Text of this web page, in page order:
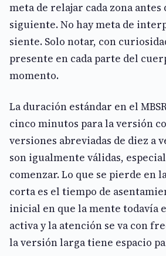
meta de relajar cada zona antes
siguiente. No hay meta de
siente. Solo notar, con
presente en cada parte del
momento.
La duración estándar en el
cinco minutos para la versión
versiones abreviadas de diez a
son igualmente válidas,
comenzar. Lo que se pierde en
corta es el tiempo de
inicial en que la mente todavía
activa y la atención se va con
la versión larga tiene espacio